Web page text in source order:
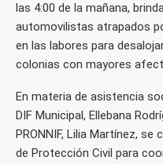
las 4:00 de la mañana,
automovilistas atrapados
en las labores para
colonias con mayores
En materia de asistencia
DIF Municipal, Ellebana
PRONNIF, Lilia Martínez,
de Protección Civil para